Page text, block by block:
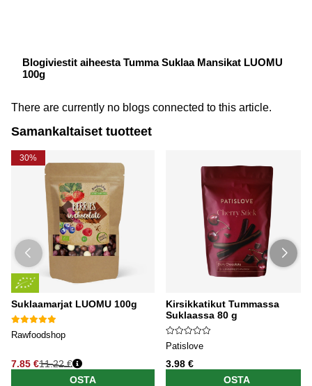
Blogiviestit aiheesta Tumma Suklaa Mansikat LUOMU
100g
There are currently no blogs connected to this article.
Samankaltaiset tuotteet
30%
Suklaamarjat LUOMU 100g
Rawfoodshop
7.85 €11.22 €
OSTA
Kirsikkatikut Tummassa
Suklaassa 80 g
Patislove
3.98 €
OSTA